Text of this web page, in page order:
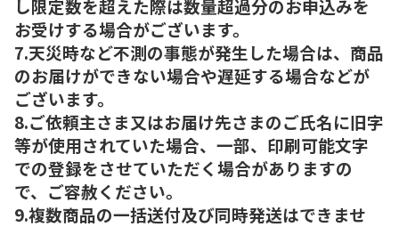
し限定数を超えた際は数量超過分のお申込みを
お受けする場合がございます。
7.天災時など不測の事態が発生した場合は、商品
のお届けができない場合や遅延する場合などが
ございます。
8.ご依頼主さま又はお届け先さまのご氏名に旧字
等が使用されていた場合、一部、印刷可能文字
での登録をさせていただく場合がありますの
で、ご容赦ください。
9.複数商品の一括送付及び同時発送はできませ